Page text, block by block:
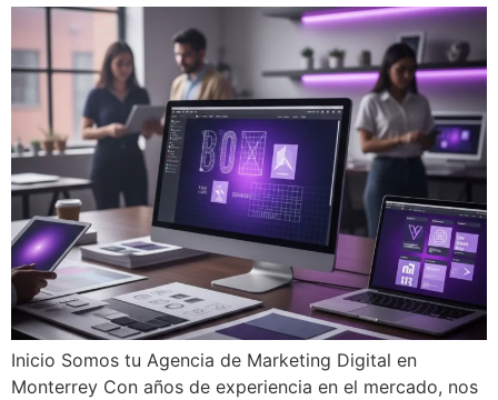
Inicio Somos tu Agencia de Marketing Digital en
Monterrey Con años de experiencia en el mercado, nos